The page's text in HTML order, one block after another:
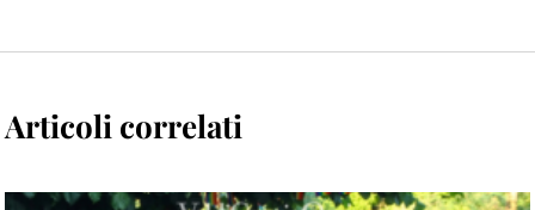
Articoli correlati